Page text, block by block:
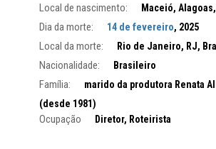
Local de nascimento: Maceió,
Dia da morte: 14 de fevereiro, 2025
Local da morte: Rio de Janeiro, RJ,
Nacionalidade: Brasileiro
Família:
marido da produtora Renata
(desde 1981)
Ocupação Diretor, Roteirista